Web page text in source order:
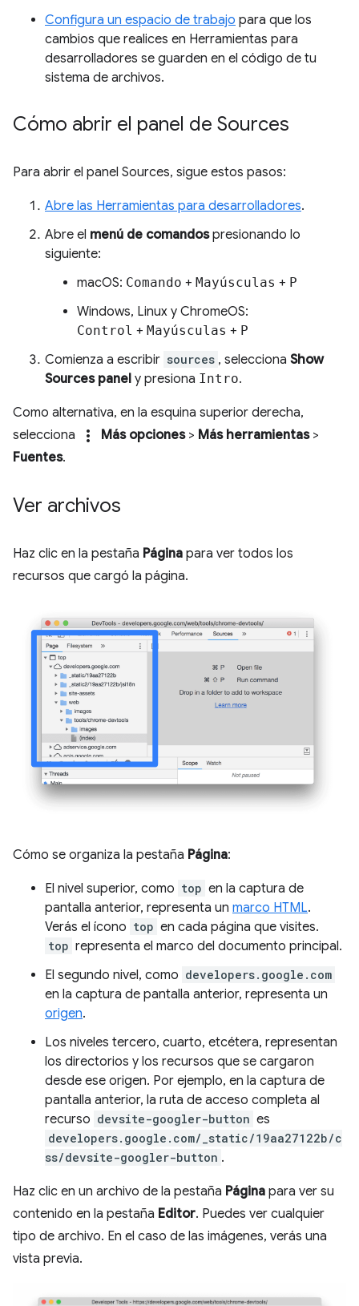
Configura un espacio de trabajo para que los
cambios que realices en Herramientas para
desarrolladores se guarden en el código de tu
sistema de archivos.
Cómo abrir el panel de Sources
Para abrir el panel Sources, sigue estos pasos:
Abre las Herramientas para desarrolladores.
Abre el menú de comandospresionando lo
siguiente:
macOS: Comando + Mayúsculas + P
Windows, Linux y ChromeOS:
Control + Mayúsculas + P
Comienza a escribir sources , selecciona Show
Sources panel y presiona Intro.
Como alternativa, en la esquina superior derecha,
selecciona
more_vert Más opciones> Más herramientas>
Fuentes.
Ver archivos
Haz clic en la pestaña Página para ver todos los
recursos que cargó la página.
Cómo se organiza la pestaña Página:
El nivel superior, como top en la captura de
pantalla anterior, representa un marco HTML.
Verás el ícono top en cada página que visites.
top representa el marco del documento principal.
El segundo nivel, como developers.google.com
en la captura de pantalla anterior, representa un
origen.
Los niveles tercero, cuarto, etcétera, representan
los directorios y los recursos que se cargaron
desde ese origen. Por ejemplo, en la captura de
pantalla anterior, la ruta de acceso completa al
recurso devsite-googler-button es
developers.google.com/_static/19aa27122b/c
ss/devsite-googler-button .
Haz clic en un archivo de la pestaña Página para ver su
contenido en la pestaña Editor. Puedes ver cualquier
tipo de archivo. En el caso de las imágenes, verás una
vista previa.